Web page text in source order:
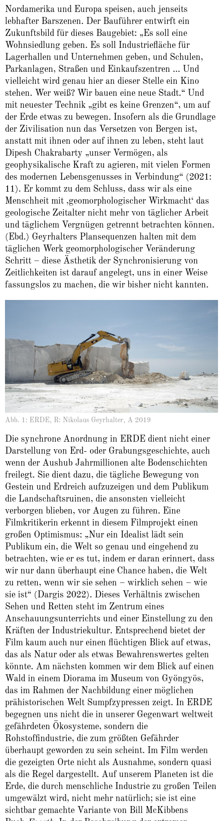
Nordamerika und Europa speisen, auch jenseits
lebhafter Barszenen. Der Bauführer entwirft ein
Zukunftsbild für dieses Baugebiet: „Es soll eine
Wohnsiedlung geben. Es soll Industriefläche für
Lagerhallen und Unternehmen geben, und Schulen,
Parkanlagen, Straßen und Einkaufszentren ... Und
vielleicht wird genau hier an dieser Stelle ein Kino
stehen. Wer weiß? Wir bauen eine neue Stadt.“ Und
mit neuester Technik „gibt es keine Grenzen“, um auf
der Erde etwas zu bewegen. Insofern als die Grundlage
der Zivilisation nun das Versetzen von Bergen ist,
anstatt mit ihnen oder auf ihnen zu leben, steht laut
Dipesh Chakrabarty „unser Vermögen, als
geophysikalische Kraft zu agieren, mit vielen Formen
des modernen Lebensgenusses in Verbindung“ (2021:
11). Er kommt zu dem Schluss, dass wir als eine
Menschheit mit ‚geomorphologischer Wirkmacht‘ das
geologische Zeitalter nicht mehr von täglicher Arbeit
und täglichem Vergnügen getrennt betrachten können.
(Ebd.) Geyrhalters Plansequenzen halten mit dem
täglichen Werk geomorphologischer Veränderung
Schritt – diese Ästhetik der Synchronisierung von
Zeitlichkeiten ist darauf angelegt, uns in einer Weise
fassungslos zu machen, die wir bisher nicht kannten.
Abb. 1: ERDE, R: Nikolaus Geyrhalter, A 2019
Die synchrone Anordnung in ERDE dient nicht einer
Darstellung von Erd- oder Grabungsgeschichte, auch
wenn der Aushub Jahrmillionen alte Bodenschichten
freilegt. Sie dient dazu, die tägliche Bewegung von
Gestein und Erdreich aufzuzeigen und dem Publikum
die Landschaftsruinen, die ansonsten vielleicht
verborgen blieben, vor Augen zu führen. Eine
Filmkritikerin erkennt in diesem Filmprojekt einen
großen Optimismus: „Nur ein Idealist lädt sein
Publikum ein, die Welt so genau und eingehend zu
betrachten, wie er es tut, indem er daran erinnert, dass
wir nur dann überhaupt eine Chance haben, die Welt
zu retten, wenn wir sie sehen – wirklich sehen – wie
sie ist“ (Dargis 2022). Dieses Verhältnis zwischen
Sehen und Retten steht im Zentrum eines
Anschauungsunterrichts und einer Einstellung zu den
Kräften der Industriekultur. Entsprechend bietet der
Film kaum auch nur einen flüchtigen Blick auf etwas,
das als Natur oder als etwas Bewahrenswertes gelten
könnte. Am nächsten kommen wir dem Blick auf einen
Wald in einem Diorama im Museum von Gyöngyös,
das im Rahmen der Nachbildung einer möglichen
prähistorischen Welt Sumpfzypressen zeigt. In ERDE
begegnen uns nicht die in unserer Gegenwart weltweit
gefährdeten Ökosysteme, sondern die
Rohstoffindustrie, die zum größten Gefährder
überhaupt geworden zu sein scheint. Im Film werden
die gezeigten Orte nicht als Ausnahme, sondern quasi
als die Regel dargestellt. Auf unserem Planeten ist die
Erde, die durch menschliche Industrie zu großen Teilen
umgewälzt wird, nicht mehr natürlich; sie ist eine
sichtbar gemachte Variante von Bill McKibbens